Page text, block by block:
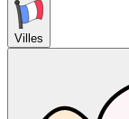
Villes